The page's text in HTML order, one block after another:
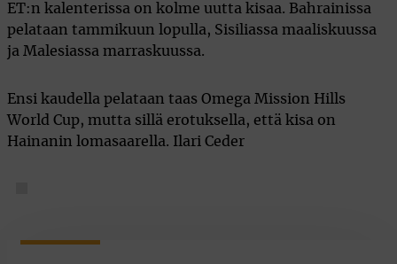
ET:n kalenterissa on kolme uutta kisaa. Bahrainissa
pelataan tammikuun lopulla, Sisiliassa maaliskuussa
ja Malesiassa marraskuussa.
Ensi kaudella pelataan taas Omega Mission Hills
World Cup, mutta sillä erotuksella, että kisa on
Hainanin lomasaarella. Ilari Ceder